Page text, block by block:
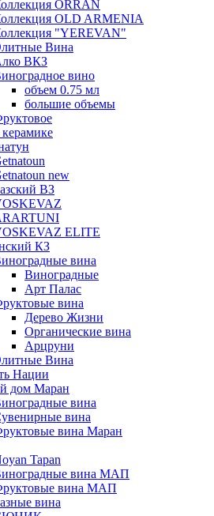
ORRAN
OLD ARMENIA
"YEREVAN"
Вина
ВКЗ
вино
объем 0.75 мл
большие объемы
керамике
new
ВЗ
ELITE
КЗ
вина
Виноградные
Арт Палас
вина
Дерево Жизни
Органические вина
Арцруни
Вина
Нации
дом Маран
вина
вина
вина Маран
Tapan
вина МАП
вина МАП
вина